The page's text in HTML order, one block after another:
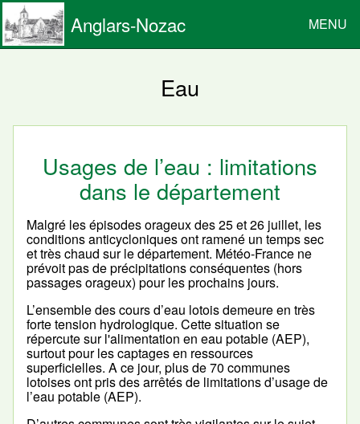
Anglars-Nozac MENU
Eau
Usages de l’eau : limitations
dans le département
Malgré les épisodes orageux des 25 et 26 juillet, les
conditions anticycloniques ont ramené un temps sec
et très chaud sur le département. Météo-France ne
prévoit pas de précipitations conséquentes (hors
passages orageux) pour les prochains jours.
L’ensemble des cours d’eau lotois demeure en très
forte tension hydrologique. Cette situation se
répercute sur l'alimentation en eau potable (AEP),
surtout pour les captages en ressources
superficielles. A ce jour, plus de 70 communes
lotoises ont pris des arrêtés de limitations d’usage de
l’eau potable (AEP).